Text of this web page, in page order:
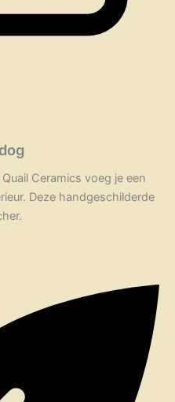
Ceramics voeg je een
Deze handgeschilderde